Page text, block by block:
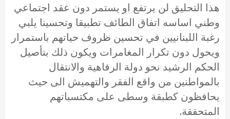
هذا التحليق لن يرتفع او يستمر دون عقد اجتماعي
وطني اساسه اتفاق الطائف تطبيقا وتحسينا يلبي
رغبة اللبنانيين في تحسين ظروف حياتهم باستمرار
ويحول دون تكرار المغامرات ويكون ذلك بتأصيل
الحكم الرشيد نحو دولة الرفاهية والانتقال
بالمواطنين من واقع الفقر والتهميش الى حيث
يحافظون كطبقة وسطى على مكتسباتهم
المتحققة.